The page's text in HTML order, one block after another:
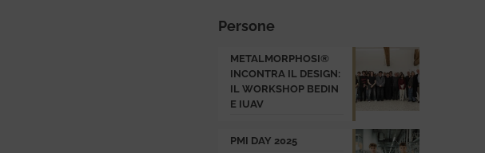
Persone
METALMORPHOSI®
INCONTRA IL DESIGN:
IL WORKSHOP BEDIN
E IUAV
PMI DAY 2025